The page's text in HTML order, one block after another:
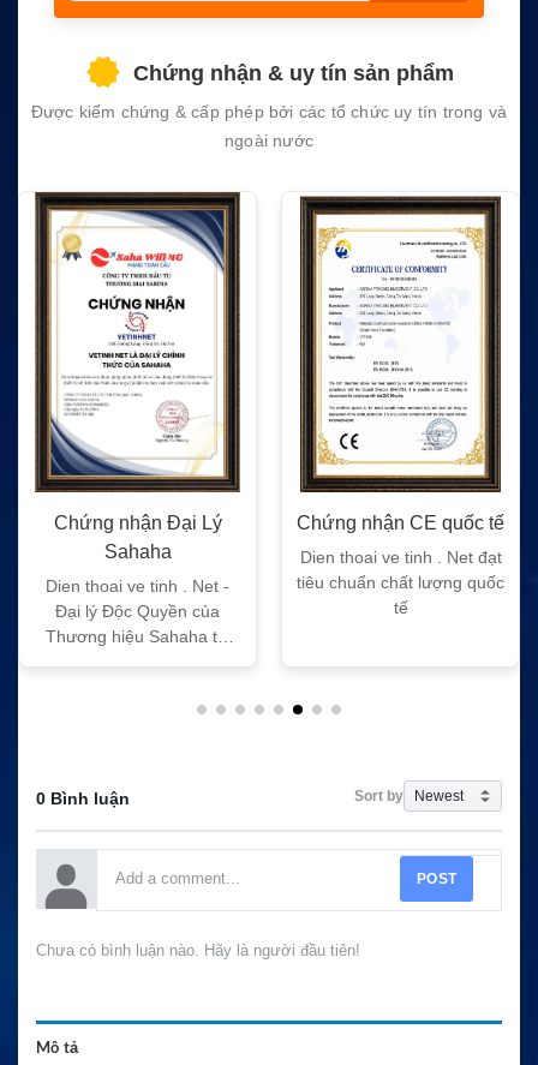
empty.
Chứng nhận & uy tín sản phẩm
Được kiểm chứng & cấp phép bởi các tổ chức uy tín trong và
ngoài nước
Chứng nhận Đại Lý
Sahaha
Dien thoai ve tinh . Net -
Đại lý Độc Quyền của
Thương hiệu Sahaha tại
Chứng nhận CE quốc tế
Dien thoai ve tinh . Net đạt
tiêu chuẩn chất lượng quốc
tế
0 Bình luận Sort by
POST
Chưa có bình luận nào. Hãy là người đầu tiên!
Mô tả